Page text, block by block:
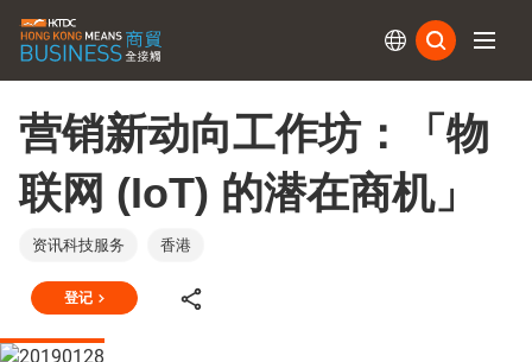
营销新动向工作坊：「物
联网 (IoT) 的潜在商机」
资讯科技服务 香港
登记